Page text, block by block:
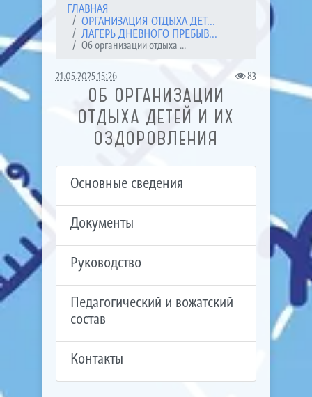
ГЛАВНАЯ
ОРГАНИЗАЦИЯ ОТДЫХА ДЕТ...
ЛАГЕРЬ ДНЕВНОГО ПРЕБЫВ...
Об организации отдыха ...
21.05.2025 15:26 83
ОБ ОРГАНИЗАЦИИ
ОТДЫХА ДЕТЕЙ И ИХ
ОЗДОРОВЛЕНИЯ
Основные сведения
Документы
Руководство
Педагогический и вожатский
состав
Контакты